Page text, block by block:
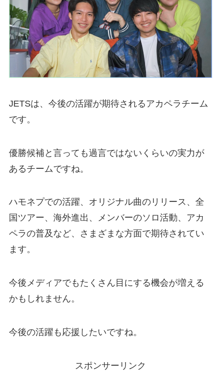
JETSは、今後の活躍が期待されるアカペラチーム
です。
優勝候補と言っても過言ではないくらいの実力が
あるチームですね。
ハモネプでの活躍、オリジナル曲のリリース、全
国ツアー、海外進出、メンバーのソロ活動、アカ
ペラの普及など、さまざまな方面で期待されてい
ます。
今後メディアでもたくさん目にする機会が増える
かもしれません。
今後の活躍も応援したいですね。
スポンサーリンク